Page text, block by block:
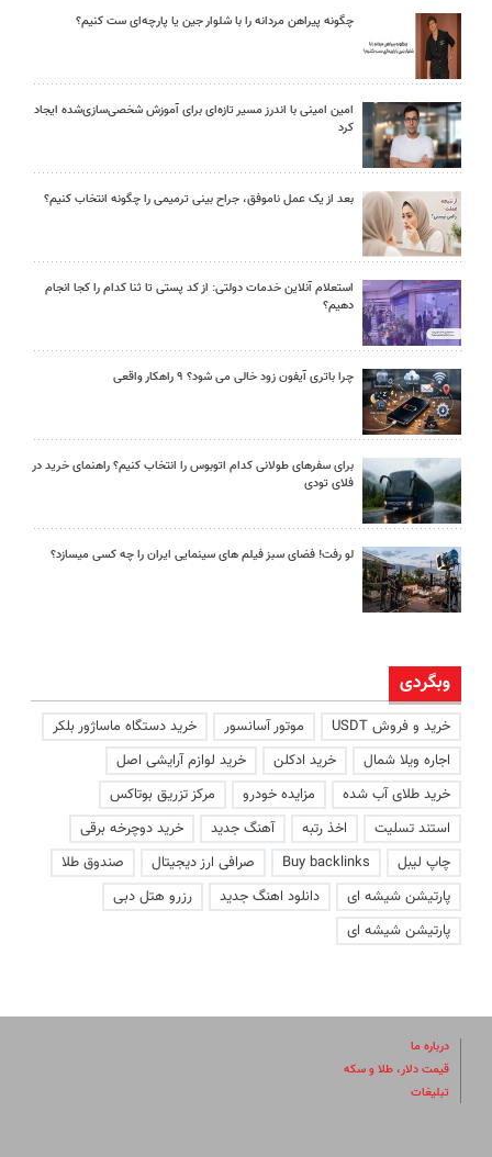
چگونه پیراهن مردانه را با شلوار جین یا پارچه‌ای ست کنیم؟
امین امینی با اندرز مسیر تازه‌ای برای آموزش شخصی‌سازی‌شده ایجاد
کرد
بعد از یک عمل ناموفق، جراح بینی ترمیمی را چگونه انتخاب کنیم؟
استعلام آنلاین خدمات دولتی: از کد پستی تا ثنا کدام را کجا انجام
دهیم؟
چرا باتری آیفون زود خالی می شود؟ ۹ راهکار واقعی
برای سفرهای طولانی کدام اتوبوس را انتخاب کنیم؟ راهنمای خرید در
فلای تودی
لو رفت! فضای سبز فیلم های سینمایی ایران را چه کسی میسازد؟
وبگردی
خرید و فروش USDT موتور آسانسور
خرید دستگاه ماساژور بلکر
اجاره ویلا شمال
خرید ادکلن
خرید لوازم آرایشی اصل
خرید طلای آب شده
مزایده خودرو
مرکز تزریق بوتاکس
استند تسلیت
اخذ رتبه آهنگ جدید
خرید دوچرخه برقی
چاپ لیبل
Buy backlinks صرافی ارز دیجیتال
صندوق طلا
پارتیشن شیشه ای
دانلود اهنگ جدید
رزرو هتل دبی
پارتیشن شیشه ای
درباره ما
قیمت دلار، طلا و سکه
تبلیغات